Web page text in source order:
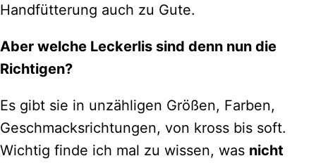
Handfütterung auch zu Gute.
Aber welche Leckerlis sind denn nun die
Richtigen?
Es gibt sie in unzähligen Größen, Farben,
Geschmacksrichtungen, von kross bis soft.
Wichtig finde ich mal zu wissen, was nicht